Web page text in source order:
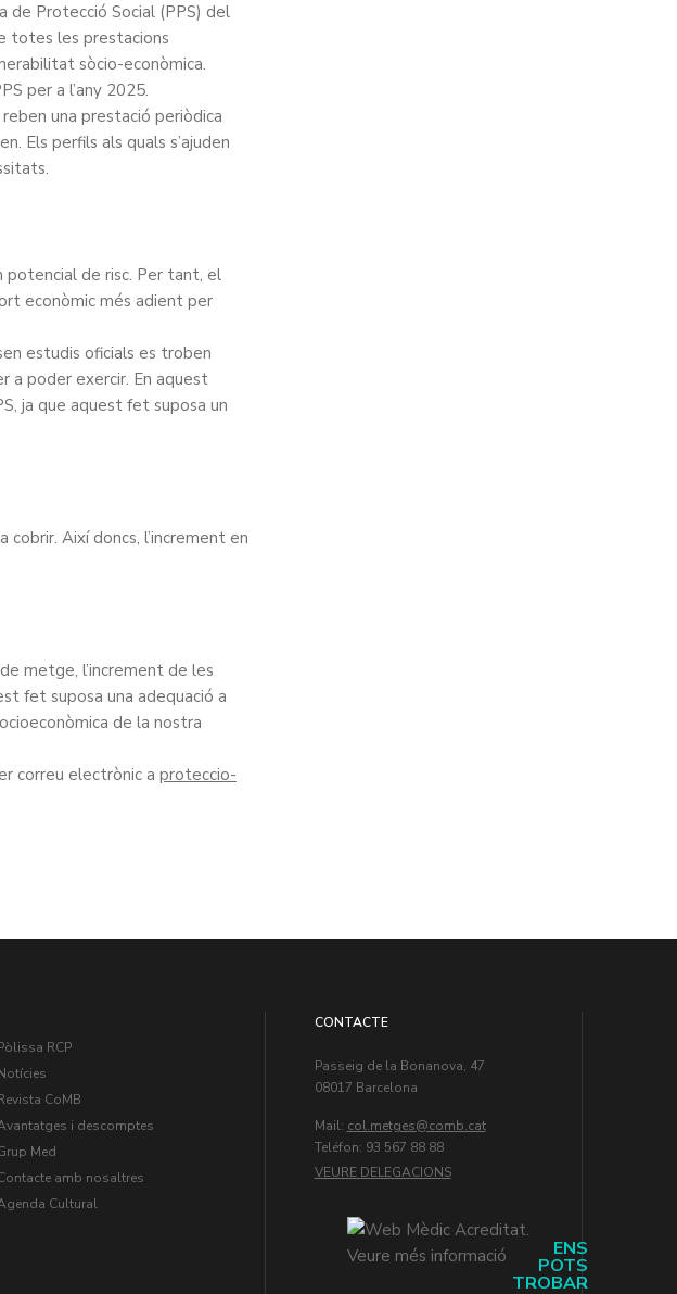
de Protecció Social (PPS) del
totes les prestacions
sòcio-econòmica.
per a l’any 2025.
una prestació periòdica
Els perfils als quals s’ajuden
potencial de risc. Per tant, el
econòmic més adient per
estudis oficials es troben
a poder exercir. En aquest
ja que aquest fet suposa un
Així doncs, l’increment en
metge, l’increment de les
fet suposa una adequació a
de la nostra
correu electrònic a proteccio-
ENS
POTS
TROBAR
RCP
CoMB
i descomptes
Med
amb nosaltres
Cultural
CONTACTE
Passeig de la Bonanova, 47
08017 Barcelona
Mail: col.metges
Teléfon: 93 567 88 88
VEURE DELEGACIONS